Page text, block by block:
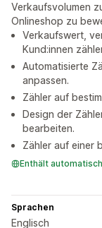
Verkaufsvolumen
Onlineshop zu
Verkaufswert,
Kund:innen
Automatisierte
anpassen.
Zähler auf
Design der
bearbeiten.
Zähler auf einer
Enthält
Sprachen
Englisch